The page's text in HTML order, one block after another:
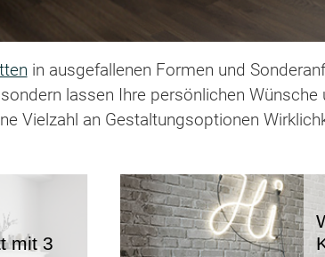
in ausgefallenen Formen und
lassen Ihre persönlichen Wünsche
Vielzahl an Gestaltungsoptionen
mit 3